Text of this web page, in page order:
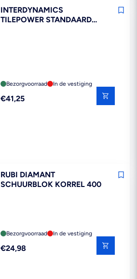
INTERDYNAMICS
TILEPOWER STANDAARD
Bezorgvoorraad In de vestiging
Reguliere
€41,25
RUBI DIAMANT
SCHUURBLOK KORREL 400
Bezorgvoorraad In de vestiging
Reguliere
€24,98